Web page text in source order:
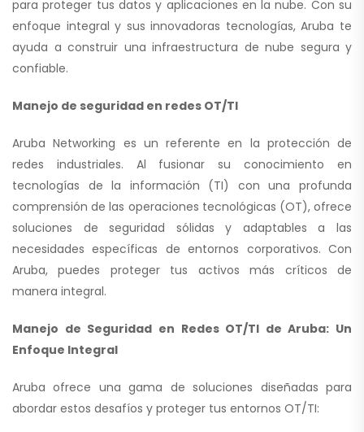
para proteger tus datos y aplicaciones en la nube. Con su
enfoque integral y sus innovadoras tecnologías, Aruba te
ayuda a construir una infraestructura de nube segura y
confiable.
Manejo de seguridad en redes OT/TI
Aruba Networking es un referente en la protección de
redes industriales. Al fusionar su conocimiento en
tecnologías de la información (TI) con una profunda
comprensión de las operaciones tecnológicas (OT), ofrece
soluciones de seguridad sólidas y adaptables a las
necesidades específicas de entornos corporativos. Con
Aruba, puedes proteger tus activos más críticos de
manera integral.
Manejo de Seguridad en Redes OT/TI de Aruba: Un
Enfoque Integral
Aruba ofrece una gama de soluciones diseñadas para
abordar estos desafíos y proteger tus entornos OT/TI: